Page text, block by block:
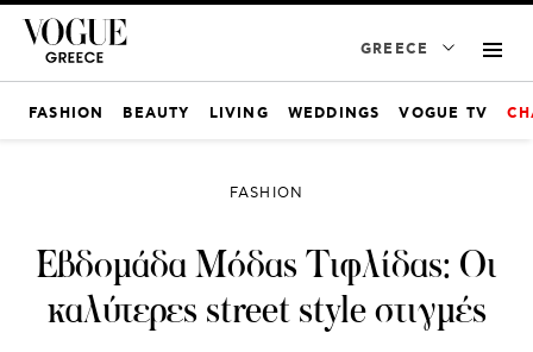
GREECE
FASHION BEAUTY LIVING WEDDINGS VOGUE TV
FASHION
Εβδομάδα Mόδας Τιφλίδας: Οι
καλύτερες street style στιγμές